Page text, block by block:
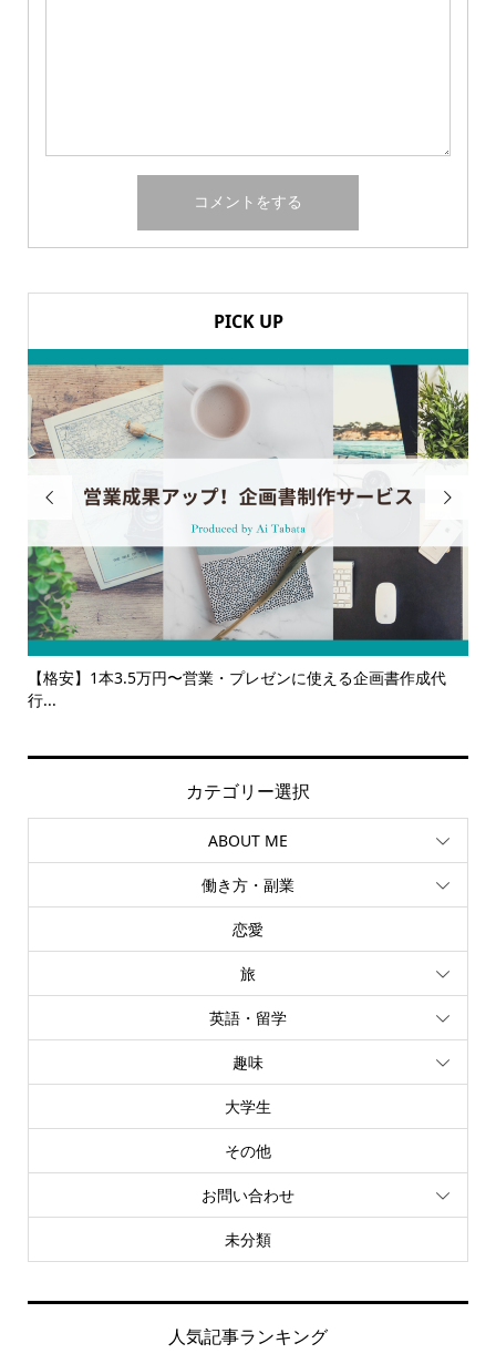
PICK UP

作成代
【サービス一覧】広報・企画・デザインの単発依頼からトー

カテゴリー選択
ABOUT ME
働き方・副業
恋愛
旅
英語・留学
趣味
大学生
その他
お問い合わせ
未分類
人気記事ランキング